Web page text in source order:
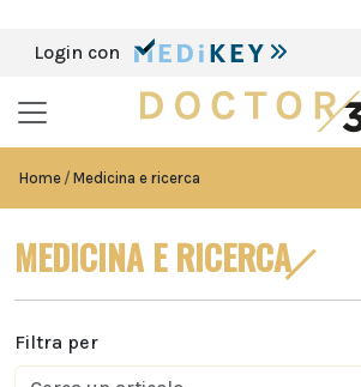
Login con
Home Medicina e ricerca
MEDICINA E RICERCA
Filtra per